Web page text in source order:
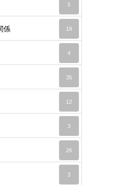
5
係 19
4
35
12
3
26
3